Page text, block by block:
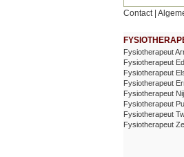
Contact|
Fysiotherapeut
Fysiotherapeut
Fysiotherapeut
Fysiotherapeut
Fysiotherapeut
Fysiotherapeut
Fysiotherapeut
Fysiotherapeut